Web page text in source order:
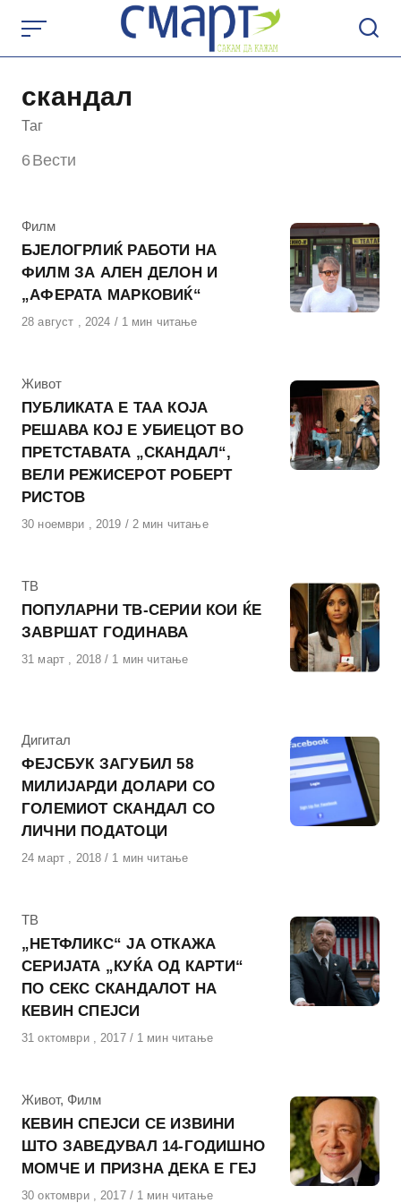
content
скандал
Таг
6Вести
КАтегорија
Филм
БЈЕЛОГРЛИЌ РАБОТИ НА
ФИЛМ ЗА АЛЕН ДЕЛОН И
„АФЕРАТА МАРКОВИЌ“
Објавено
28 август , 2024 1 мин читање
КАтегорија
Живот
ПУБЛИКАТА Е ТАА КОЈА
РЕШАВА КОЈ Е УБИЕЦОТ ВО
ПРЕТСТАВАТА „СКАНДАЛ“,
ВЕЛИ РЕЖИСЕРОТ РОБЕРТ
РИСТОВ
Објавено
30 ноември , 2019 2 мин читање
КАтегорија
ТВ
ПОПУЛАРНИ ТВ-СЕРИИ КОИ ЌЕ
ЗАВРШАТ ГОДИНАВА
Објавено
31 март , 2018 1 мин читање
КАтегорија
Дигитал
ФЕЈСБУК ЗАГУБИЛ 58
МИЛИЈАРДИ ДОЛАРИ СО
ГОЛЕМИОТ СКАНДАЛ СО
ЛИЧНИ ПОДАТОЦИ
Објавено
24 март , 2018 1 мин читање
КАтегорија
ТВ
„НЕТФЛИКС“ ЈА ОТКАЖА
СЕРИЈАТА „КУЌА ОД КАРТИ“
ПО СЕКС СКАНДАЛОТ НА
КЕВИН СПЕЈСИ
Објавено
31 октомври , 2017 1 мин читање
КАтегорија
Живот, Филм
КЕВИН СПЕЈСИ СЕ ИЗВИНИ
ШТО ЗАВЕДУВАЛ 14-ГОДИШНО
МОМЧЕ И ПРИЗНА ДЕКА Е ГЕЈ
Објавено
30 октомври , 2017 1 мин читање